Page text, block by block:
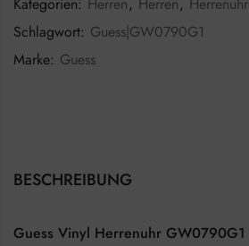
Schlagwort: Guess|GW0790G1
Marke: Guess
BESCHREIBUNG
Guess Vinyl Herrenuhr GW0790G1